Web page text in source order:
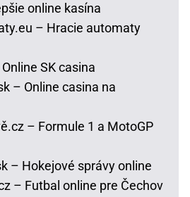
online kasína
– Hracie automaty
SK casina
– Online casina na
– Formule 1 a MotoGP
– Hokejové správy online
– Futbal online pre Čechov